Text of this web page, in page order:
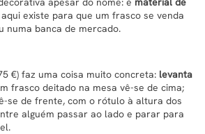
aqui existe para que um frasco se venda
numa banca de mercado.
€) faz uma coisa muito concreta: levanta
frasco deitado na mesa vê-se de cima;
se de frente, com o rótulo à altura dos
alguém passar ao lado e parar para